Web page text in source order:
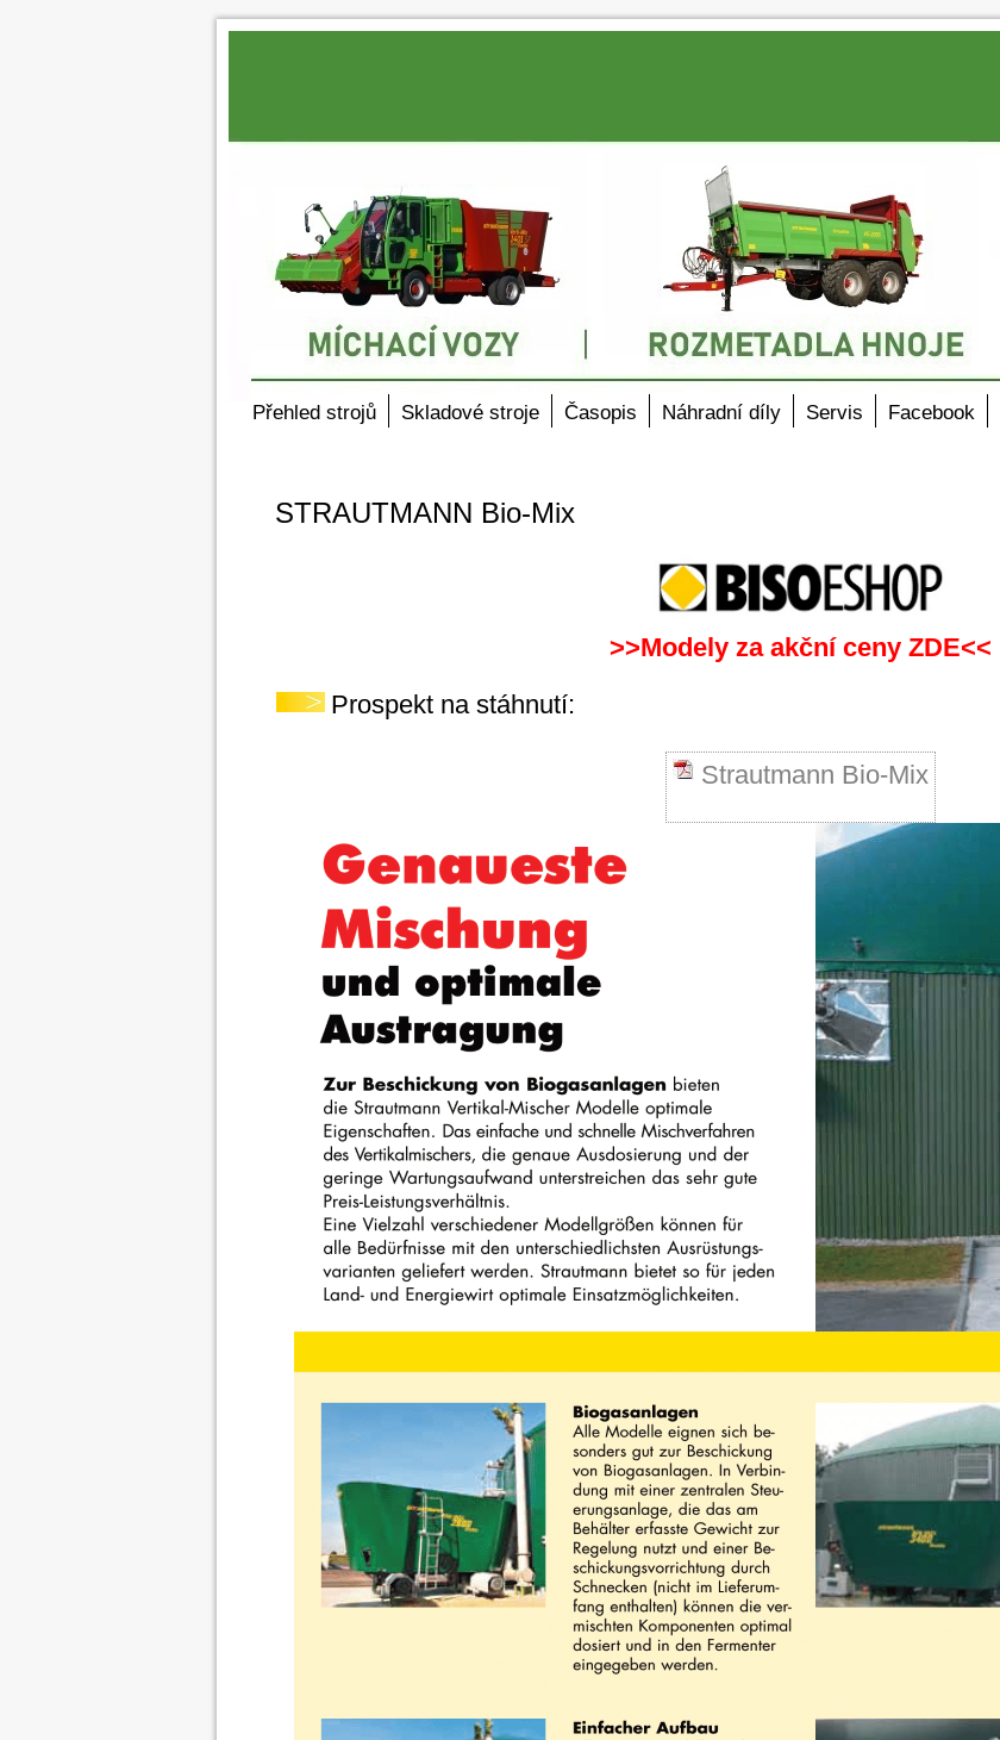
Přehled strojů Skladové stroje Časopis Náhradní díly Servis Facebook
STRAUTMANN Bio-Mix
>>Modely za akční ceny ZDE<<
Prospekt na stáhnutí:
Strautmann Bio-Mix